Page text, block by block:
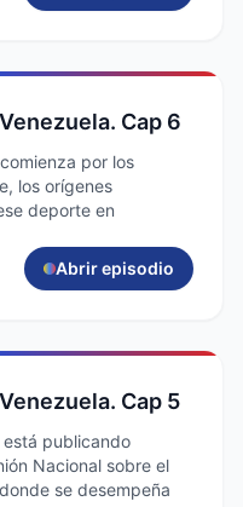
Cap 6
por los
los orígenes
deporte en
Abrir episodio
Cap 5
está publicando
Nacional sobre el
se desempeña